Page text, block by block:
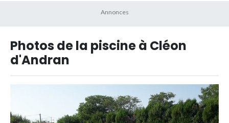
Photos de la piscine à Cléon
d'Andran